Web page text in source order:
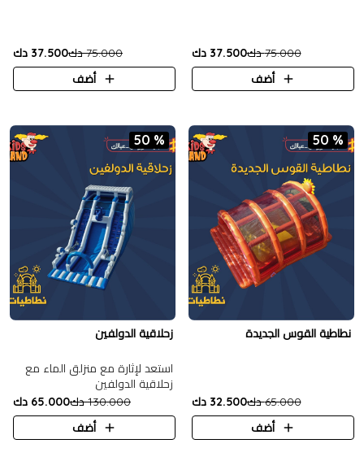
75.000 دك
37.500 دك
أضف
75.000 دك
37.500 دك
أضف
50 %
نطاطية القوس الجديدة
65.000 دك
32.500 دك
أضف
50 %
زحلاقية الدولفين
استعد لإثارة مع منزلق الماء مع
زحلاقية الدولفين
130.000 دك
65.000 دك
أضف